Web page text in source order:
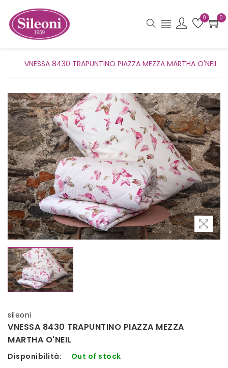
0 0
VNESSA 8430 TRAPUNTINO PIAZZA MEZZA MARTHA O'NEIL
sileoni
VNESSA 8430 TRAPUNTINO PIAZZA MEZZA
MARTHA O'NEIL
Disponibilità: Out of stock